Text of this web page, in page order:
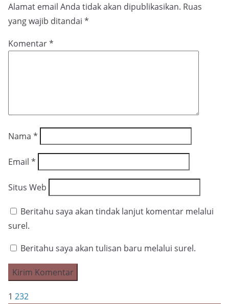
Alamat email Anda tidak akan dipublikasikan. Ruas
yang wajib ditandai *
Komentar*
Nama *
Email *
Situs Web
Beritahu saya akan tindak lanjut komentar melalui
surel.
Beritahu saya akan tulisan baru melalui surel.
1 232